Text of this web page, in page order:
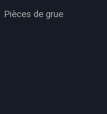
Pièces de grue